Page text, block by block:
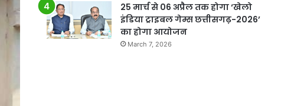
25 मार्च से 06 अप्रैल तक होगा ‘खेलो
इंडिया ट्राइबल गेम्स छत्तीसगढ़-2026’
का होगा आयोजन
March 7, 2026